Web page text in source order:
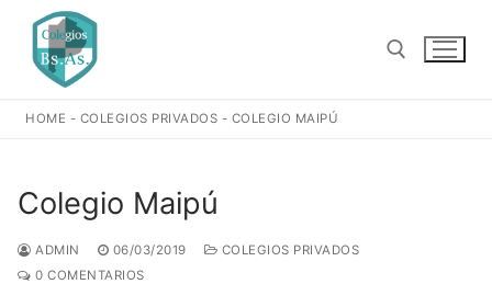
contenido
HOME - COLEGIOS PRIVADOS - COLEGIO MAIPÚ
Colegio Maipú
ADMIN 06/03/2019
COLEGIOS PRIVADOS
0 COMENTARIOS